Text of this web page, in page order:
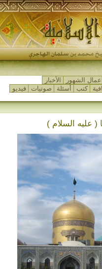
اعمال الشهور
الأخبار
كتب أسئلة صوتيات
فيديو
( عليه السلام )